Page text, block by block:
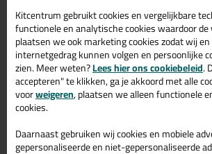
Vochtbestendigheid:Uitstekend
Waterbestendigheid:Goed
Is de Rectavit Wood
overschilderbaar?
Jazeker, nadat je de Wood Sealer hebt
ondergrond gewoon weer overschilderen! Let
Kitcentrum gebruikt cookies en vergelijkbare
functionele en analytische cookies waardoor
plaatsen we ook marketing cookies zodat wij
internetgedrag kunnen volgen en persoonlijke
zien. Meer weten?Lees hier ons cookiebeleid.
accepteren" te klikken, ga je akkoord met alle
voorweigeren, plaatsen we alleen functionele
cookies.
Daarnaast gebruiken wij cookies en mobiele
gepersonaliseerde en niet-gepersonaliseerde